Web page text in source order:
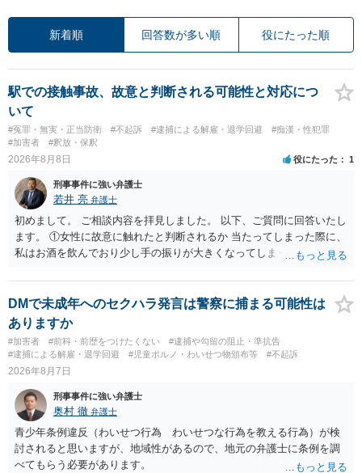
新着順 回答数が多い順 役にたった順
駅での接触事故、故意と判断される可能性と対応につ
いて
#冤罪・無実・正当防衛 #不起訴 #逮捕による解雇・退学回避
#痴漢・性犯罪
#加害者
#釈放・保釈
2026年8月8日 役にたった 1
刑事事件に強い弁護士
若井 亮 弁護士
初めまして。 ご相談内容を拝見しました。 以下、ご質問に回答いたし
ます。 ①女性に故意に触れたと判断されるか 当たってしまった際に、
私はお酒を飲んでおり少し手の振りが大きくなってしまっていたこと
いた場合、故意だと判定されやすいのでしょうか？ お伺いする限り、
故意があると判断されることは無いかと思います。 ②逮捕、呼び出し
の可能性 この行為により、痴漢やその他の犯罪を犯したとして、逮
捕、呼び出しされる可能性はどれほどでしょうか？ 誤って当たってし
まっただけであり、さらにその場で女性等のアクションが無かったこ
とからすると、この後に呼び出される可能性は極めて低いと思いま
能性があると考えれば良いのでしょうか？ 逮捕や呼び出しの可能性は
極めて低いと思います。 連絡が来ることはないでしょう。
DMで未成年へのセクハラ発言は警察に捕まる可能性は
ありますか
#加害者 #前科・前歴をつけたくない
#逮捕や勾留の阻止・準抗告
#逮捕による解雇・退学回避
#児童ポルノ・わいせつ物頒布等 #不起訴
2026年8月7日
刑事事件に強い弁護士
奥村 徹 弁護士
青少年条例違反（わいせつ行為 わいせつな行為を教える行為）が検
討されると思いますが、地域性があるので、地元の弁護士に条例を調
べてもらう必要があります。